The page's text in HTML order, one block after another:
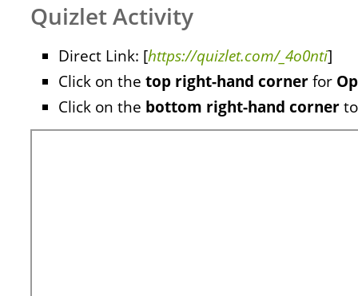
Quizlet Activity
Direct Link: [https://quizlet.com/_4o0nti]
Click on the top right-hand cornerfor
Click on the bottom right-hand corner